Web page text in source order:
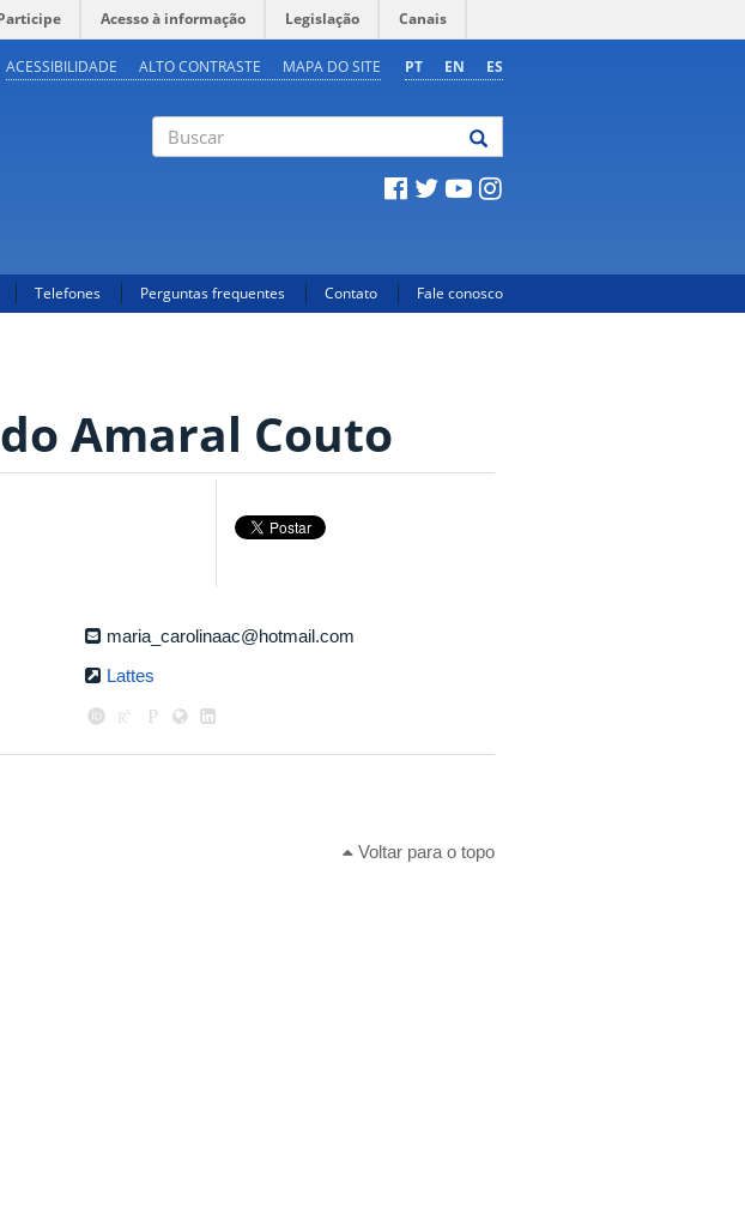
Acesso à informação Legislação Canais
PT EN ES
ACESSIBILIDADE ALTO CONTRASTE MAPA DO SITE
Telefones Perguntas frequentes Contato Fale conosco
Amaral Couto
maria_carolinaac@hotmail.com
Lattes
Voltar para o topo